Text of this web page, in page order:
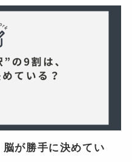
が勝手に決めてい